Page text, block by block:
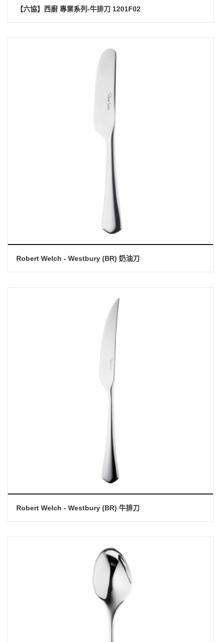
【六協】西廚 專業系列-牛排刀 1201F02
Robert Welch - Westbury (BR) 奶油刀
Robert Welch - Westbury (BR) 牛排刀